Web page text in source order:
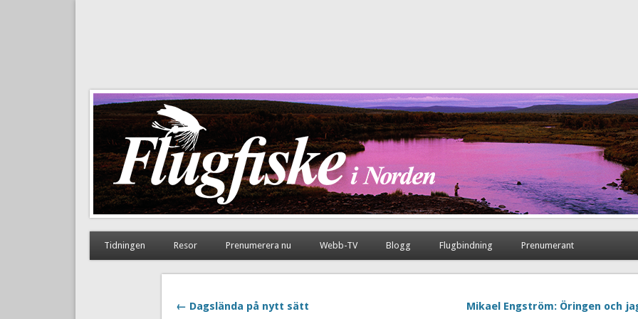
Tidningen Resor Prenumerera nu Webb-TV Blogg Flugbindning Prenumerant
← Dagslända på nytt sätt Mikael Engström: Öringen och